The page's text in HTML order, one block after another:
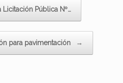
Licitación Pública Nº…
para pavimentación →